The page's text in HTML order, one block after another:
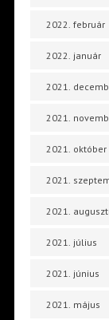
2022. február
2022. január
2021.
2021.
2021. október
2021.
2021.
2021. július
2021. június
2021. május